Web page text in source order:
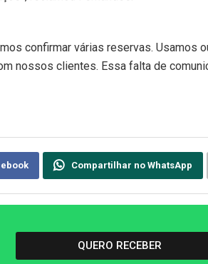
confirmar várias reservas. Usamos
nossos clientes. Essa falta de
Compartilhar no WhatsApp
QUERO RECEBER